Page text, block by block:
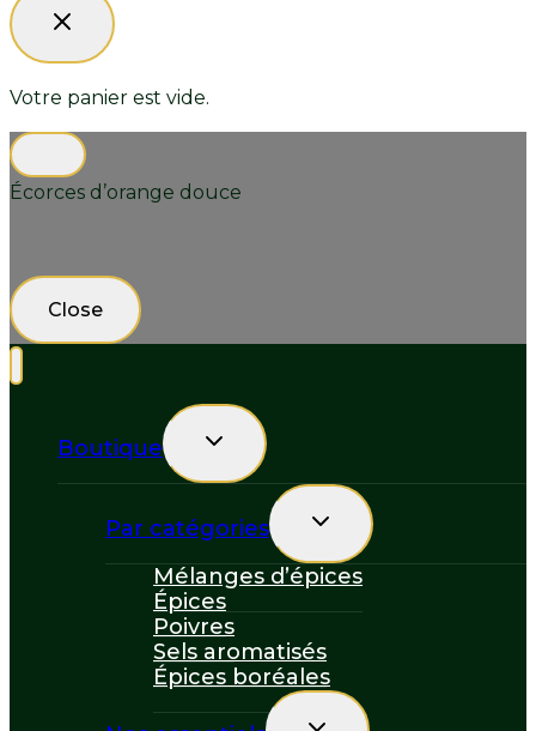
Votre panier est vide.
Écorces d’orange douce
Close
Boutique
Toggle
menu
Par catégories
Toggle
menu
Mélanges d’épices
Épices
Poivres
Sels aromatisés
Épices boréales
Toggle